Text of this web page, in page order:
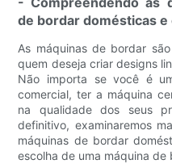
de bordar domésticas
As máquinas de bordar
quem deseja criar designs
Não importa se você é
comercial, ter a máquina
na qualidade dos seus
definitivo, examinaremos
máquinas de bordar
escolha de uma máquina